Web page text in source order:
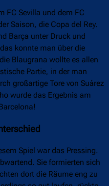
FC Sevilla und dem FC
Saison, die Copa del Rey.
Barça unter Druck und
konnte man über die
Blaugrana wollte es allen
Partie, in der man
großartige Tore von Suárez
wurde das Ergebnis am
Spiel war das Pressing.
Sie formierten sich
dort die Räume eng zu